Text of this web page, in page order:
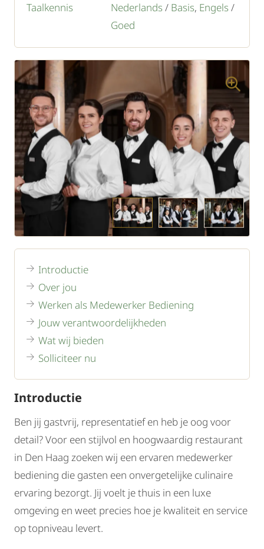
Introductie
Ben jij gastvrij, representatief en heb je oog voor
detail? Voor een stijlvol en hoogwaardig restaurant
in Den Haag zoeken wij een ervaren medewerker
bediening die gasten een onvergetelijke culinaire
ervaring bezorgt. Jij voelt je thuis in een luxe
omgeving en weet precies hoe je kwaliteit en service
op topniveau levert.
Introductie
Over jou
Werken als Medewerker Bediening
Jouw verantwoordelijkheden
Wat wij bieden
Solliciteer nu
Taalkennis
Nederlands/ Basis, Engels/
Goed